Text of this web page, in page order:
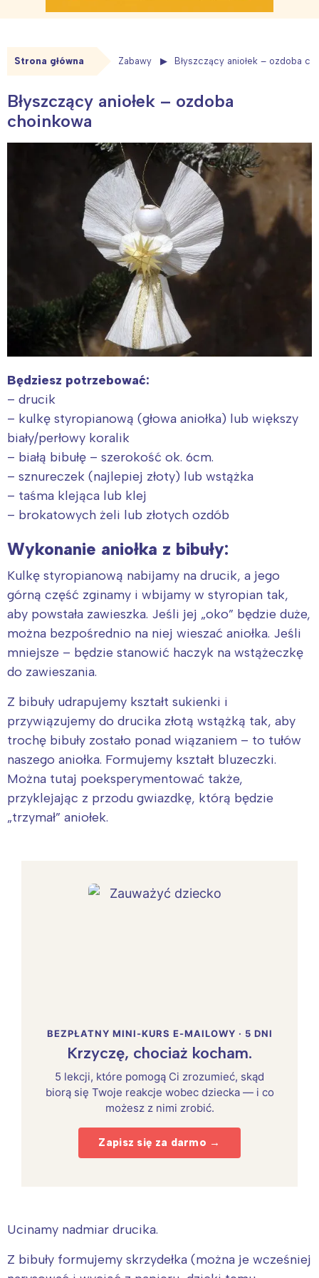
Strona główna Zabawy Błyszczący aniołek – ozdoba
Błyszczący aniołek – ozdoba
choinkowa
Będziesz potrzebować:
– drucik
– kulkę styropianową (głowa aniołka) lub większy
biały/perłowy koralik
– białą bibułę – szerokość ok. 6cm.
– sznureczek (najlepiej złoty) lub wstążka
– taśma klejąca lub klej
– brokatowych żeli lub złotych ozdób
Wykonanie aniołka z bibuły:
Kulkę styropianową nabijamy na drucik, a jego
górną część zginamy i wbijamy w styropian tak,
aby powstała zawieszka. Jeśli jej „oko” będzie duże,
można bezpośrednio na niej wieszać aniołka. Jeśli
mniejsze – będzie stanowić haczyk na wstążeczkę
do zawieszania.
Z bibuły udrapujemy kształt sukienki i
przywiązujemy do drucika złotą wstążką tak, aby
trochę bibuły zostało ponad wiązaniem – to tułów
naszego aniołka. Formujemy kształt bluzeczki.
Można tutaj poeksperymentować także,
przyklejając z przodu gwiazdkę, którą będzie
„trzymał” aniołek.
BEZPŁATNY MINI-KURS E-MAILOWY · 5 DNI
Krzyczę, chociaż kocham.
5 lekcji, które pomogą Ci zrozumieć, skąd
biorą się Twoje reakcje wobec dziecka — i co
możesz z nimi zrobić.
Zapisz się za darmo →
Ucinamy nadmiar drucika.
Z bibuły formujemy skrzydełka (można je wcześniej